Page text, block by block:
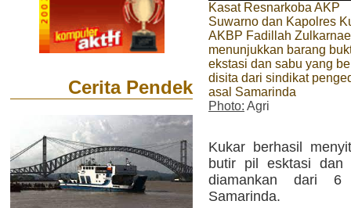
Cerita Pendek
Kasat Resnarkoba AKP
Suwarno dan Kapolres
AKBP Fadillah
menunjukkan barang
ekstasi dan sabu yang
disita dari sindikat
asal Samarinda
Photo: Agri
Kukar berhasil
butir pil esktasi dan
diamankan dari 6
Samarinda.